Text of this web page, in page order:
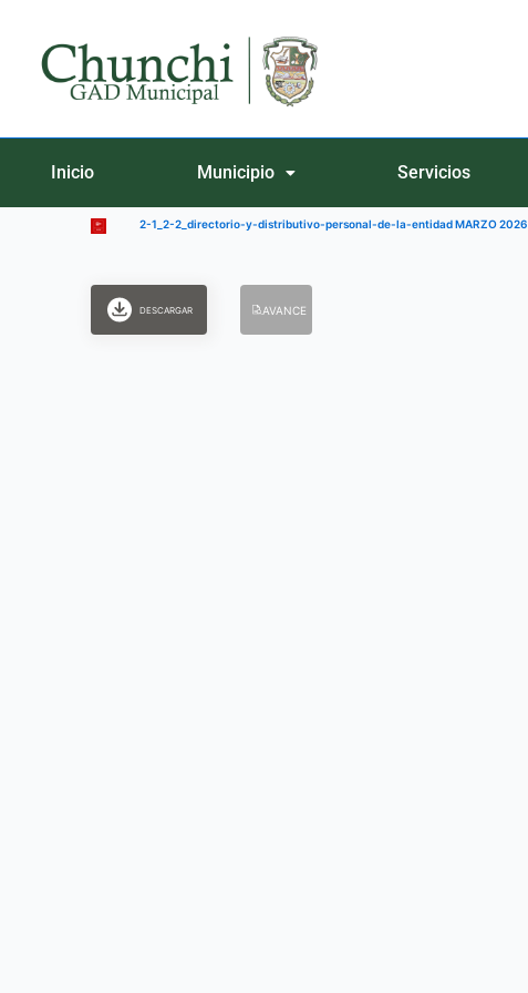
contenido
Inicio Municipio Servicios
2-1_2-2_directorio-y-distributivo-personal-de-la-entidad MARZO 2026
DESCARGAR AVANCE